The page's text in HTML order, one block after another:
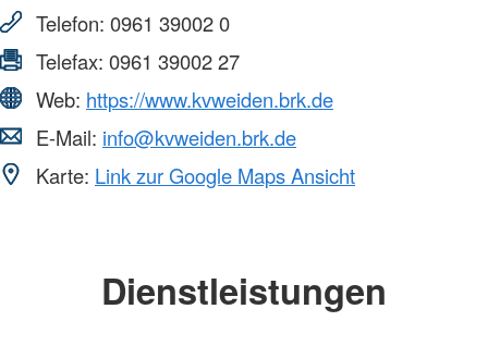
Telefon: 0961 39002 0
Telefax: 0961 39002 27
Web: https://www.kvweiden.brk.de
E-Mail: info@kvweiden.brk.de
Karte: Link zur Google Maps Ansicht
Dienstleistungen